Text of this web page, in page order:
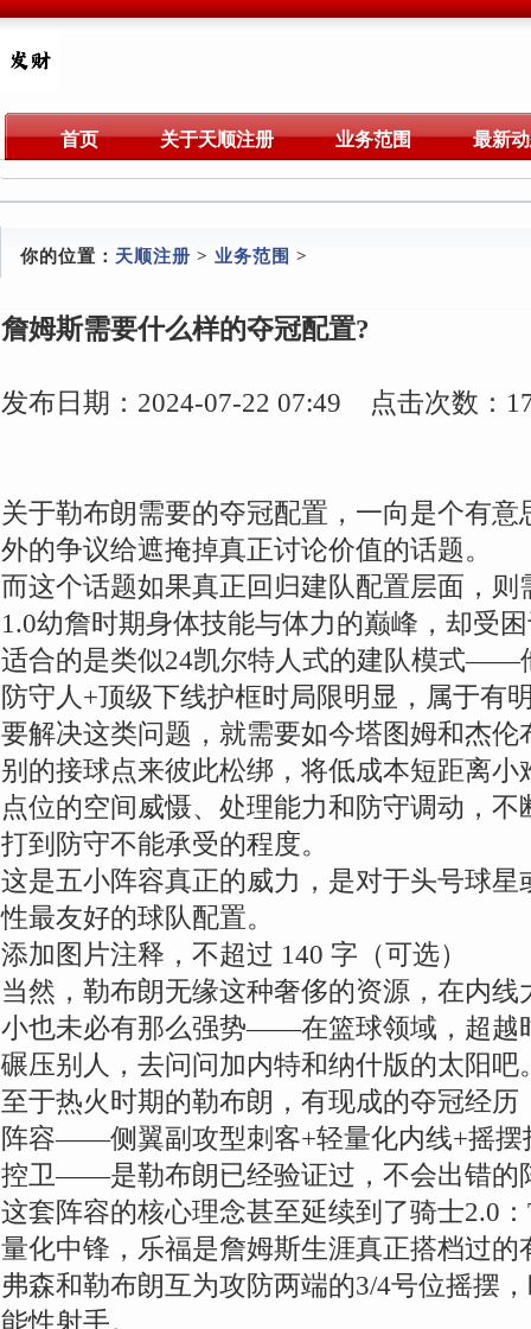
首页 关于天顺注册 业务范围 最新
你的位置： 天顺注册 > 业务范围 >
詹姆斯需要什么样的夺冠配置?
发布日期：2024-07-22 07:49 点击次数：
关于勒布朗需要的夺冠配置，一向是个有
外的争议给遮掩掉真正讨论价值的话题。
而这个话题如果真正回归建队配置层面，则
1.0幼詹时期身体技能与体力的巅峰，却受
适合的是类似24凯尔特人式的建队模式——
防守人+顶级下线护框时局限明显，属于有
要解决这类问题，就需要如今塔图姆和杰
别的接球点来彼此松绑，将低成本短距离
点位的空间威慑、处理能力和防守调动，
打到防守不能承受的程度。
这是五小阵容真正的威力，是对于头号球
性最友好的球队配置。
添加图片注释，不超过 140 字（可选）
当然，勒布朗无缘这种奢侈的资源，在内
小也未必有那么强势——在篮球领域，超越
碾压别人，去问问加内特和纳什版的太阳吧
至于热火时期的勒布朗，有现成的夺冠经
阵容——侧翼副攻型刺客+轻量化内线+摇摆
控卫——是勒布朗已经验证过，不会出错的
这套阵容的核心理念甚至延续到了骑士2.0
量化中锋，乐福是詹姆斯生涯真正搭档过的
弗森和勒布朗互为攻防两端的3/4号位摇摆
能性射手。